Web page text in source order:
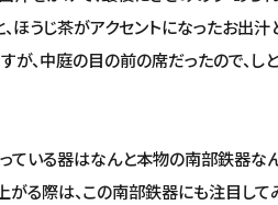
ほうじ茶がアクセントになったお出汁
が、中庭の目の前の席だったので、
ている器はなんと本物の南部鉄器な
がる際は、この南部鉄器にも注目して